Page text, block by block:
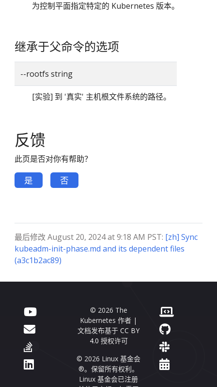
为控制平面指定特定的 Kubernetes 版本。
继承于父命令的选项
--rootfs string
[实验] 到 '真实' 主机根文件系统的路径。
反馈
此页是否对你有帮助？
是 否
最后修改 August 20, 2024 at 9:18 AM PST: [zh] Sync
kubeadm-init-phase.md and its dependent files
(a3c1b2ac89)
© 2026 The
Kubernetes 作者 |
文档发布基于 CC BY
4.0 授权许可
© 2026 Linux 基金会
®。保留所有权利。
Linux 基金会已注册